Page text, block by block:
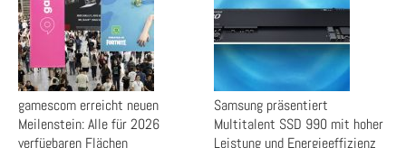
gamescom erreicht neuen
Meilenstein: Alle für 2026
verfügbaren Flächen
Samsung präsentiert
Multitalent SSD 990 mit hoher
Leistung und Energieeffizienz